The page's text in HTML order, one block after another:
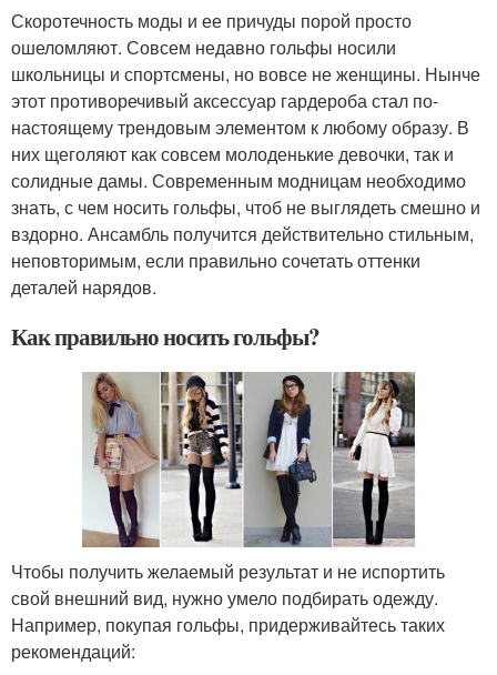
Скоротечность моды и ее причуды порой просто
ошеломляют. Совсем недавно гольфы носили
школьницы и спортсмены, но вовсе не женщины. Нынче
этот противоречивый аксессуар гардероба стал по-
настоящему трендовым элементом к любому образу. В
них щеголяют как совсем молоденькие девочки, так и
солидные дамы. Современным модницам необходимо
знать, с чем носить гольфы, чтоб не выглядеть смешно и
вздорно. Ансамбль получится действительно стильным,
неповторимым, если правильно сочетать оттенки
деталей нарядов.
Как правильно носить гольфы?
Чтобы получить желаемый результат и не испортить
свой внешний вид, нужно умело подбирать одежду.
Например, покупая гольфы, придерживайтесь таких
рекомендаций: